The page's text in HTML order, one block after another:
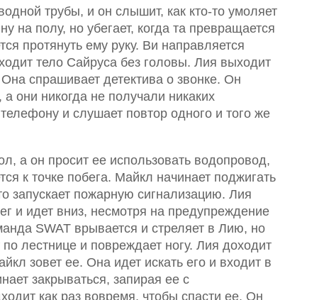
трубы, и он слышит, как кто-то умоляет
полу, но убегает, когда та превращается
протянуть ему руку. Ви направляется
тело Сайруса без головы. Лия выходит
спрашивает детектива о звонке. Он
они никогда не получали никаких
и слушает повтор одного и того же
а он просит ее использовать водопровод,
к точке побега. Майкл начинает поджигать
запускает пожарную сигнализацию. Лия
и идет вниз, несмотря на предупреждение
SWAT врывается и стреляет в Лию, но
лестнице и повреждает ногу. Лия доходит
зовет ее. Она идет искать его и входит в
закрываться, запирая ее с
как раз вовремя, чтобы спасти ее. Он